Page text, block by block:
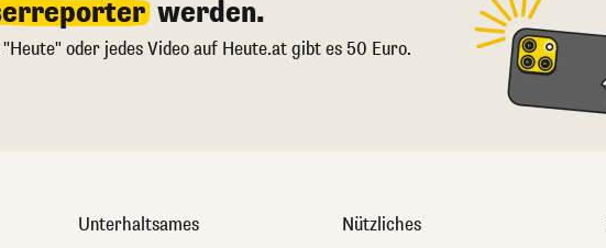
werden.
oder jedes Video auf Heute.at gibt es 50 Euro.
Unterhaltsames
Nützliches